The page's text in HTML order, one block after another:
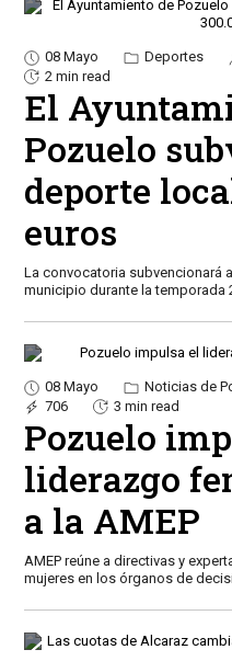
08 Mayo Deportes
2 min read
El
Pozuelo
deporte
euros
La convocatoria subvencionará
municipio durante la temporada
08 Mayo Noticias de
706
3 min read
Pozuelo
liderazgo
a la AMEP
AMEP reúne a directivas y
mujeres en los órganos de